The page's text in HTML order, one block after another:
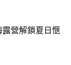
營解鎖夏日愜